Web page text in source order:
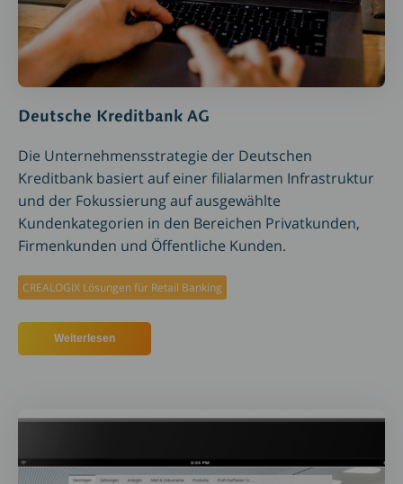
Deutsche Kreditbank AG
Die Unternehmensstrategie der Deutschen
Kreditbank basiert auf einer filialarmen Infrastruktur
und der Fokussierung auf ausgewählte
Kundenkategorien in den Bereichen Privatkunden,
Firmenkunden und Öffentliche Kunden.
CREALOGIX Lösungen für Retail Banking
Weiterlesen